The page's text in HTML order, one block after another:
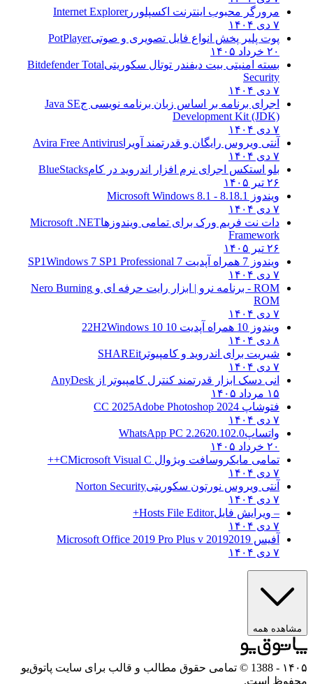
مرورگر محبوب اینترنت اکسپلوررInternet Explorer
پوت پلیر پخش انواع فایل تصویری و صوتیPotPlayer
بسته امنیتی بیت دیفندر توتال سکوریتیBitdefender Total
Security
اجرای برنامه بر اساس زبان برنامه نویسی جJava SE
Development Kit (JDK)
آنتی ویروس رایگان و قدرتمند آویرا Avira Free Antivirus
بلو استکس اجرای نرم افزار اندروید در کام BlueStacks
ویندوز 8.18.1 - Microsoft Windows 8.1
دات نت فریم ورک برای تمامی ویندوزهاMicrosoft .NET
Framework
ویندوز 7 همراه آپدیت 7 SP1
Windows 7 SP1 Professional
ROM - برنامه نرو | ابزار رایت حرفه ای و
Nero Burning
ROM
ویندوز 10 همراه آپدیت 10 22H2
Windows 10
شیریت برای اندروید و کامپیوترSHAREit
انی دسک ابزار قدرتمند کنترل کامپیوتر ازAnyDesk
فتوشاپ CC 2025Adobe Photoshop 2024
واتساپWhatsApp PC 2.2620.102.0
تمامی مایکروسافت ویژوال C Microsoft Visual C++
آنتی ویروس نورتون سکوریتیNorton Security
– ویرایش فایل Hosts File Editor+
آفیس 20192019 Microsoft Office 2019 Pro Plus v
همه
- 1388 © تمامی حقوق مطالب و قالب برای سایت پاتوق‌یو
است.